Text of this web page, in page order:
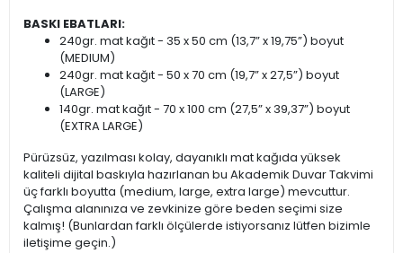
BASKI EBATLARI:
240gr. mat kağıt - 35 x 50 cm (13,7” x 19,75”) boyut
(MEDIUM)
240gr. mat kağıt - 50 x 70 cm (19,7” x 27,5”) boyut
(LARGE)
140gr. mat kağıt - 70 x 100 cm (27,5” x 39,37”) boyut
(EXTRA LARGE)
Pürüzsüz, yazılması kolay, dayanıklı mat kağıda yüksek
kaliteli dijital baskıyla hazırlanan bu Akademik Duvar Takvimi
üç farklı boyutta (medium, large, extra large) mevcuttur.
Çalışma alanınıza ve zevkinize göre beden seçimi size
kalmış! (Bunlardan farklı ölçülerde istiyorsanız lütfen bizimle
iletişime geçin.)